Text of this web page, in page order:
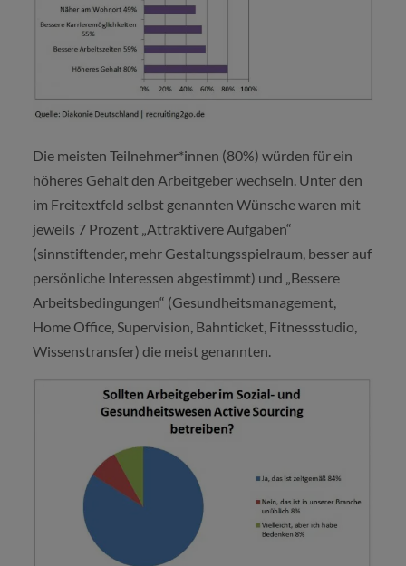
Die meisten Teilnehmer*innen (80%) würden für ein
höheres Gehalt den Arbeitgeber wechseln. Unter den
im Freitextfeld selbst genannten Wünsche waren mit
jeweils 7 Prozent „Attraktivere Aufgaben“
(sinnstiftender, mehr Gestaltungsspielraum, besser auf
persönliche Interessen abgestimmt) und „Bessere
Arbeitsbedingungen“ (Gesundheitsmanagement,
Home Office, Supervision, Bahnticket, Fitnessstudio,
Wissenstransfer) die meist genannten.